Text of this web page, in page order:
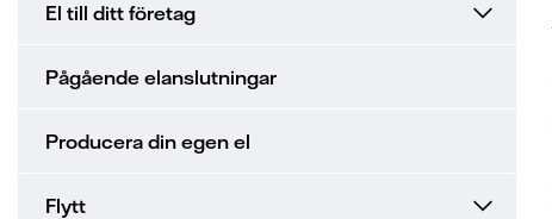
El till ditt företag
Pågående elanslutningar
Producera din egen el
Flytt